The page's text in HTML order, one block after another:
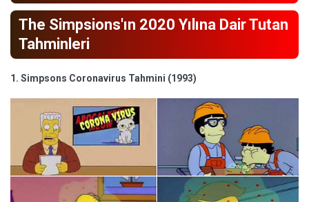
The Simpsions'ın 2020 Yılına Dair Tutan
Tahminleri
1. Simpsons Coronavirus Tahmini (1993)